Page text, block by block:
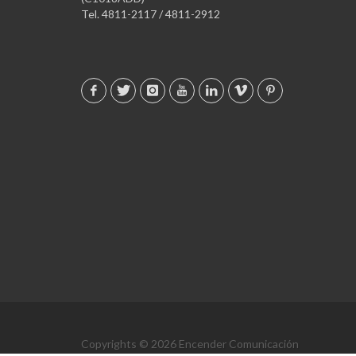
Tel. 4811-2117 / 4811-2912
Copyrights © 2026 Encender Comunicación